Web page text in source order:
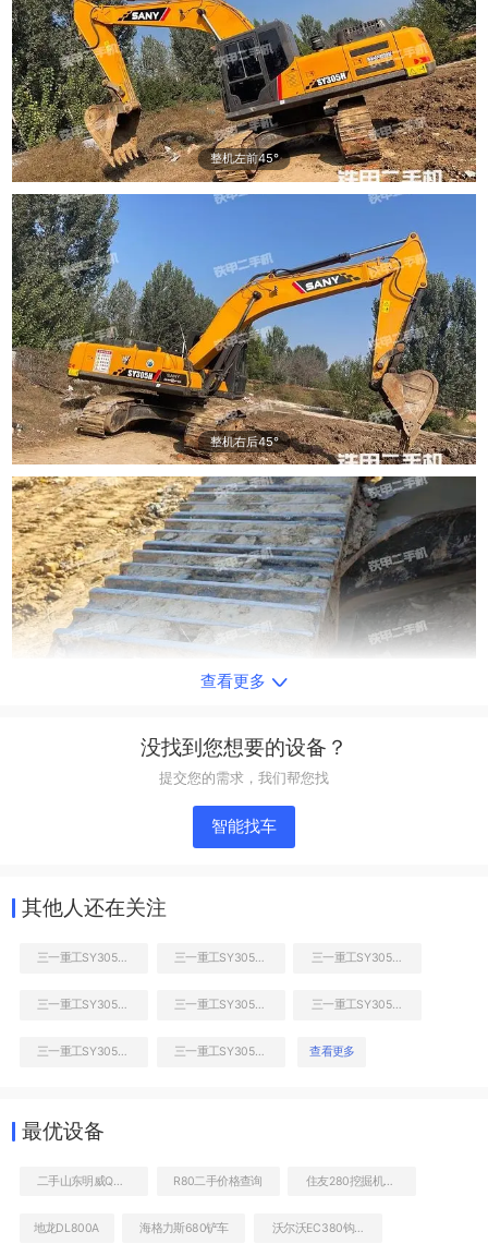
整机左前45°
整机右后45°
液压泵舱室正面整体
查看更多
没找到您想要的设备？
提交您的需求，我们帮您找
智能找车
其他人还在关注
三一重工SY305C挖掘机 三一重工SY305C挖掘机 三一重工SY305C挖掘机
三一重工SY305C挖掘机 三一重工SY305C挖掘机 三一重工SY305C挖掘机
三一重工SY305C挖掘机 三一重工SY305C挖掘机 查看更多
最优设备
R80二手价格查询
地龙DL800A 海格力斯680铲车 沃尔沃EC380钩机售价